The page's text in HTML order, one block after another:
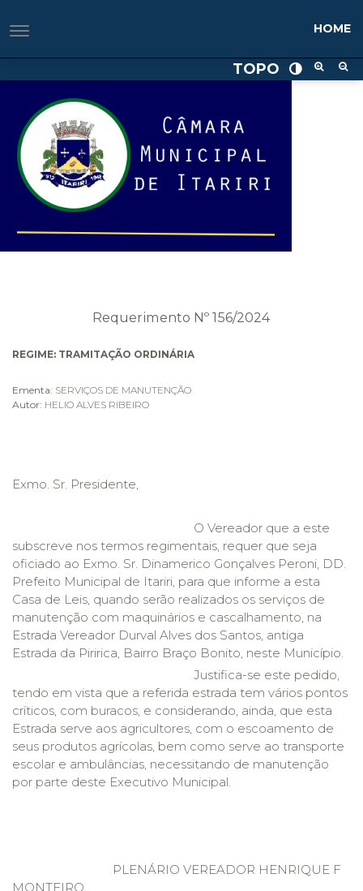
TOPO
HOME
Requerimento Nº 156/2024
REGIME: TRAMITAÇÃO ORDINÁRIA
Ementa: SERVIÇOS DE MANUTENÇÃO
Autor: HELIO ALVES RIBEIRO
Exmo. Sr. Presidente,
O Vereador que a este
subscreve nos termos regimentais, requer que seja
oficiado ao Exmo. Sr. Dinamerico Gonçalves Peroni, DD.
Prefeito Municipal de Itariri, para que informe a esta
Casa de Leis, quando serão realizados os serviços de
manutenção com maquinários e cascalhamento, na
Estrada Vereador Durval Alves dos Santos, antiga
Estrada da Piririca, Bairro Braço Bonito, neste Município.
Justifica-se este pedido,
tendo em vista que a referida estrada tem vários pontos
críticos, com buracos, e considerando, ainda, que esta
Estrada serve aos agricultores, com o escoamento de
seus produtos agrícolas, bem como serve ao transporte
escolar e ambulâncias, necessitando de manutenção
por parte deste Executivo Municipal.
PLENÁRIO VEREADOR HENRIQUE F
MONTEIRO,